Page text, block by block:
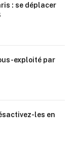
: se déplacer
exploité par
les en